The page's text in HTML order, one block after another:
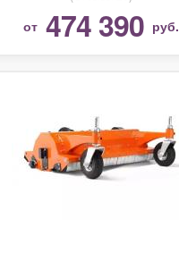
от 474 390 руб.